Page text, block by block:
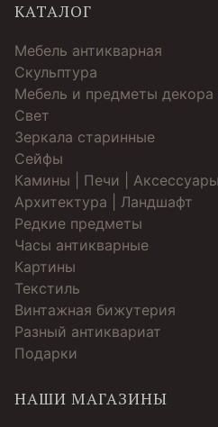
КАТАЛОГ
Мебель антикварная
Скульптура
Мебель и предметы декора
Свет
Зеркала старинные
Cейфы
Камины | Печи | Аксессуары
Архитектура | Ландшафт
Редкие предметы
Часы антикварные
Картины
Текстиль
Винтажная бижутерия
Разный антиквариат
Подарки
НАШИ МАГАЗИНЫ